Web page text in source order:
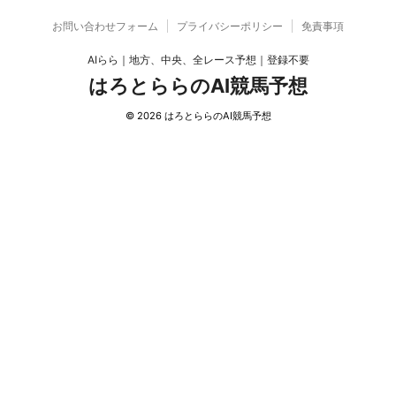
お問い合わせフォーム プライバシーポリシー 免責事項
AIらら｜地方、中央、全レース予想｜登録不要
はろとららのAI競馬予想
© 2026 はろとららのAI競馬予想